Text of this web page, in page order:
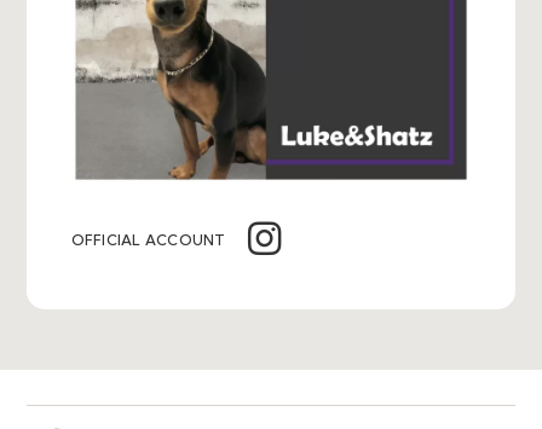
OFFICIAL ACCOUNT